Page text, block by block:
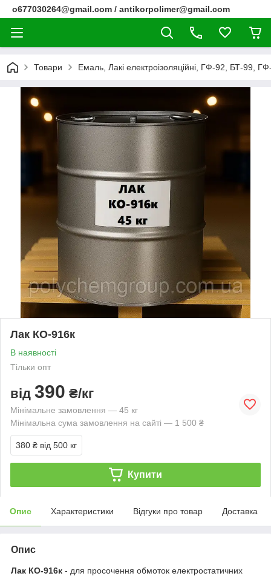
o677030264@gmail.com / antikorpolimer@gmail.com
Товари Емаль, Лакі електроізоляційні, ГФ-92, БТ-99,
Лак КО-916к
В наявності
Тільки опт
від 390 ₴/кг
Мінімальне замовлення — 45 кг
Мінімальна сума замовлення на сайті — 1 500 ₴
380 ₴ від 500 кг
Купити
Опис Характеристики Відгуки про товар Доставка
Опис
Лак КО-916к - для просочення обмоток електростатичних